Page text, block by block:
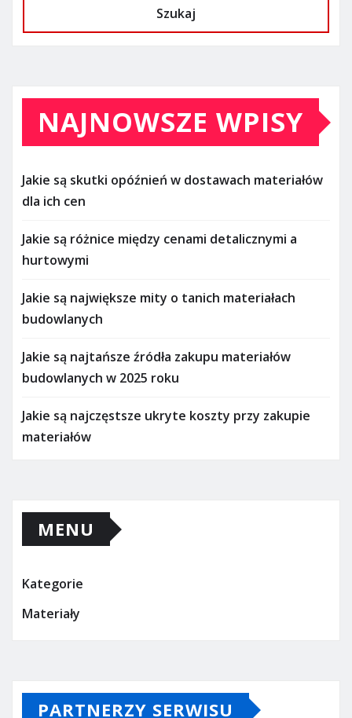
Szukaj
NAJNOWSZE WPISY
Jakie są skutki opóźnień w dostawach materiałów
dla ich cen
Jakie są różnice między cenami detalicznymi a
hurtowymi
Jakie są największe mity o tanich materiałach
budowlanych
Jakie są najtańsze źródła zakupu materiałów
budowlanych w 2025 roku
Jakie są najczęstsze ukryte koszty przy zakupie
materiałów
MENU
Kategorie
Materiały
PARTNERZY SERWISU